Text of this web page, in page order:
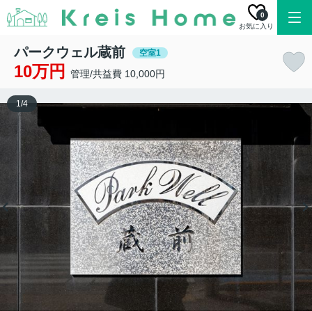
お気に入り
0
パークウェル蔵前 空室1
10万円 管理/共益費 10,000円
1/4